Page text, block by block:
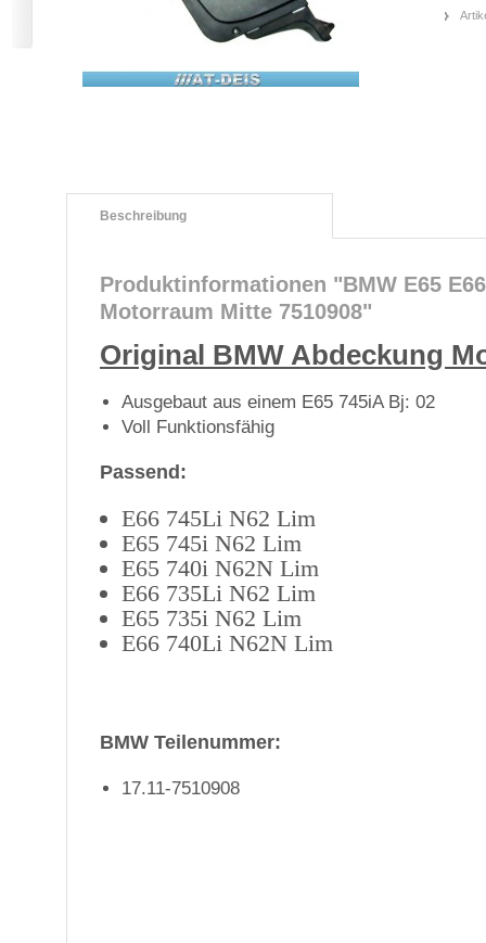
Beschreibung
Produktinformationen "BMW E65
Motorraum Mitte 7510908"
Original BMW Abdeckung
Ausgebaut aus einem E65 745iA Bj: 02
Voll Funktionsfähig
Passend:
E66 745Li N62 Lim
E65 745i N62 Lim
E65 740i N62N Lim
E66 735Li N62 Lim
E65 735i N62 Lim
E66 740Li N62N Lim
BMW Teilenummer:
17.11-7510908